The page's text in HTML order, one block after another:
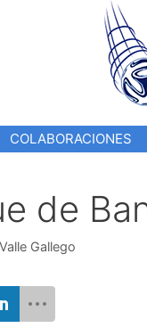
COLABORACIONES
de
Gallego